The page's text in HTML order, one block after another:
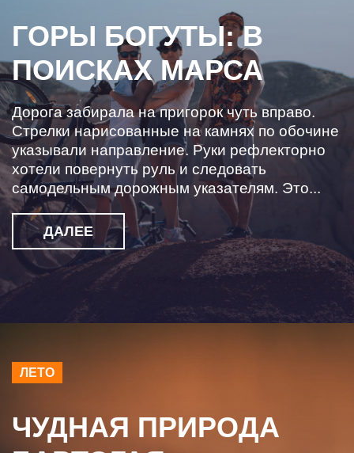
ГОРЫ БОГУТЫ: В
ПОИСКАХ МАРСА
Дорога забирала на пригорок чуть вправо.
Стрелки нарисованные на камнях по обочине
указывали направление. Руки рефлекторно
хотели повернуть руль и следовать
самодельным дорожным указателям. Это...
ДАЛЕЕ
ЛЕТО
ЧУДНАЯ ПРИРОДА